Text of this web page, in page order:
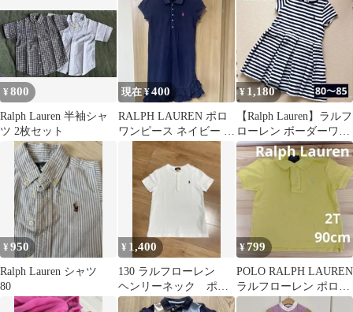
¥800
Ralph Lauren 半袖シャ
ツ 2枚セット
現在 ¥400
RALPH LAUREN ポロ
ワンピース ネイビー 紺
フリル12〜14Y
¥ 1,180
【Ralph Lauren】ラルフ
ローレン ボーダーワン
ピース 80～85
¥950
Ralph Lauren シャツ
80
¥ 1,400
130 ラルフローレン
ヘンリーネック ポロ
シャツ 半袖 ノーカ
¥799
POLO RALPH LAUREN
ラルフローレン ポロシ
ャツ イエロー 2T